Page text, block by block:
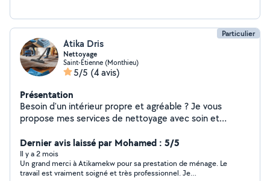
Particulier
Atika Dris
Nettoyage
Saint-Étienne (Monthieu)
5/5 (4 avis)
Présentation
Besoin d'un intérieur propre et agréable ? Je vous
propose mes services de nettoyage avec soin et
l'écoute. Disponible rapidement.
Dernier avis laissé par Mohamed : 5/5
Il y a 2 mois
Un grand merci à Atikamekw pour sa prestation de ménage. Le
travail est vraiment soigné et très professionnel. Je